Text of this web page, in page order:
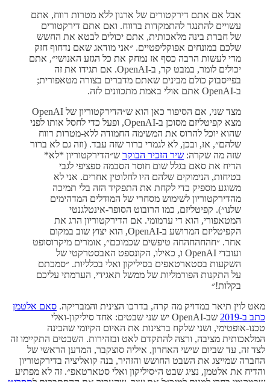
אבל אם אתם דירקטורים של ארגון ללא מטרות רווח, אתם
עשויים להתנגד להתמקדות ברווח. ואם אתם דירקטורים
של חברת בינה מלאכותית, אתם יכולים לבטא את החשש
שלכם במונחים אפוקליפטיים. ״אני מודאג שאם נדחוף חזק
מדי לעשות הרבה כסף אז נמחק את כל הגזע האנושי״, אתם
יכולים לומר, במבט קר, ב-OpenAI. אם תגידו את זה
בפייסבוק כולם מבינים שאתם מדברים בצורה מטאפורית;
ב-OpenAI אתם אולי באמת מתכוונים לזה.
מצד שני, אם הסיפור כאן הוא ש״הדירקטוריון של OpenAI
מצא קפיטליזם מסוכן ב-OpenAI, ופעל כדי לחסל אותו לפני
שהוא יוכל להרוס את המשימה החמודה ללא-מטרות רווח
שלהם״, אז, ובכן, לא לגמרי ברור שזה עבד. (וזה גם לא ברור
שזה מה שקרה: שיר הזכיר הבוקר ש״הדירקטוריון *לא*
הדיח את סאם בגלל שום חוסר הסכמה ספציפי לגבי
בטיחות, הנימוקים שלהם היו לחלוטין אחרים. אני לא
משוגע מספיק כדי לקחת את התפקיד הזה בלי תמיכה
מהדירקטוריון לשימוש מסחרי של המודלים המדהימים
שלנו״). קפיטליזם, כמו הרובוט הסופר-אינטלגנטי
המטאפורי, הוא די ערמומי. אם הדירקטוריון הרג את
הקפיטליזם המרושע ב-OpenAI, הוא יצוץ שוב במקום
אחר. ״חהחהחהחה טיפשים שכמוכם״, אומרים מיקרוסופט
ועובדי OpenAI ו, כאילו, הקונספט האבסטרקטי של
השקעות בסטארטאפים בסיליקון ואלי בכלליות. ״סמכתם
על התקנות הפורמליות של ממשל תאגידי, הערמתי עליכם
בקלות!״
מאט לוין תיאר במדויק מה קרה, בדרכו הצינית והמבריקה. סאם אלטמן
כתב ב-2019
שב-OpenAI יש שני שבטים: אחד סיליקון-ואלי
טכנו-אופטימי, ושני שלקח ברצינות את האיום הקיומי שהבינה
המלאכותית מציבה, ורצה להתקדם לאט ובזהירות. השבטים התקיימו זה
לצד זה, עד שביום שישי האחרון, איליה סוצקבר, המדען הראשי של
החברה שמייצג את השבט החושש והזהיר, בנה קואליציה בדירקטוריון
והדיח את אלטמן, נציג שבט ה״סיליקון ואלי סטארטאפ״. זה לא מפתיע